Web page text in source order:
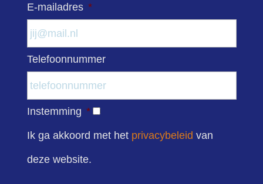
E-mailadres *
Telefoonnummer
Instemming *
Ik ga akkoord met het privacybeleid van
deze website.